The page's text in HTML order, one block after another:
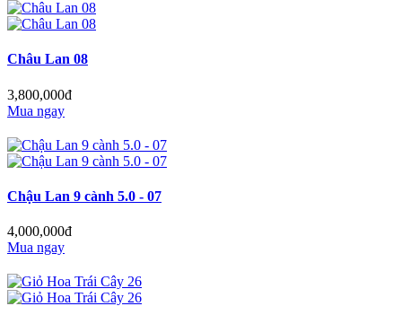
Châu Lan 08
3,800,000đ
Mua ngay
Chậu Lan 9 cành 5.0 - 07
4,000,000đ
Mua ngay